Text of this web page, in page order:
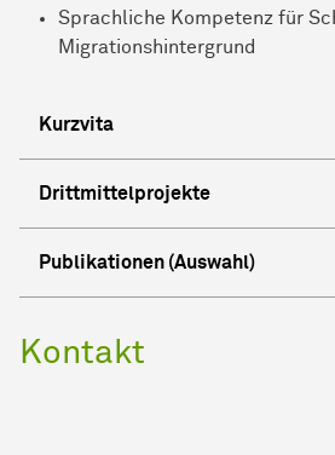
Sprachliche Kompetenz für
Migrationshintergrund
Kurzvita
Drittmittelprojekte
Publikationen (Auswahl)
Kontakt